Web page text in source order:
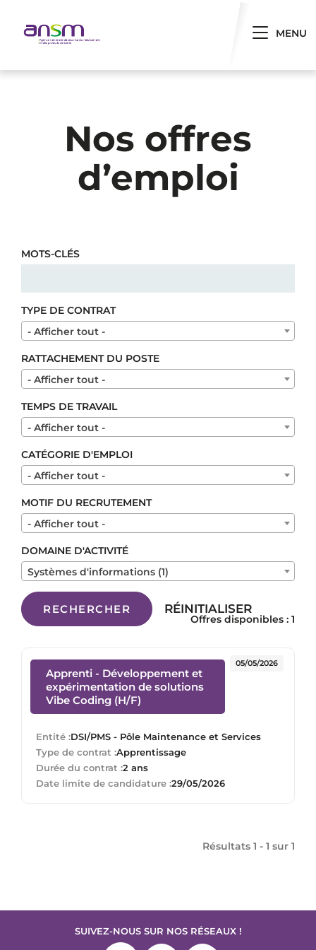
Toggle
MENU
Nos offres
d’emploi
MOTS-CLÉS
TYPE DE CONTRAT
- Afficher tout -
RATTACHEMENT DU POSTE
- Afficher tout -
TEMPS DE TRAVAIL
- Afficher tout -
CATÉGORIE D'EMPLOI
- Afficher tout -
MOTIF DU RECRUTEMENT
- Afficher tout -
DOMAINE D'ACTIVITÉ
Systèmes d'informations (1)
RECHERCHER RÉINITIALISER
Offres disponibles : 1
Apprenti - Développement et
expérimentation de solutions
Vibe Coding (H/F)
Entité :DSI/PMS - Pôle Maintenance et Services
Type de contrat :Apprentissage
Durée du contrat :2 ans
05/05/2026
Date limite de candidature :29/05/2026
Résultats 1 - 1 sur 1
SUIVEZ-NOUS SUR NOS RÉSEAUX !